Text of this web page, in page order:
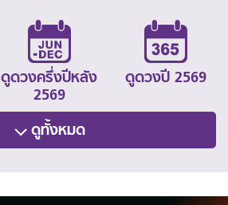
ดูดวงครึ่งปีหลัง
2569
ดูดวงปี 2569
ดูทั้งหมด